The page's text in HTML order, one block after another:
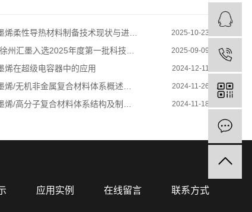
烯柔性导热材料制备技术现状与进… 2025-10-23
州汇墨入选2025年度第一批科技… 2025-09-09
烯在超级电容器中的应用 2024-12-11
烯/无机非金属复合材料体系概述… 2024-11-26
烯/高分子复合材料体系结构及制… 2024-11-18
应用实例 在线留言 联系方式